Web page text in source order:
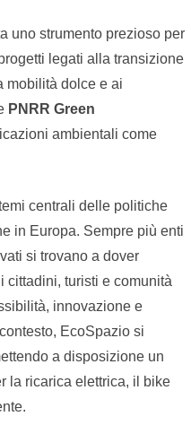
uno strumento prezioso per
legati alla transizione
mobilità dolce e ai
PNRR Green
ambientali come
centrali delle politiche
in Europa. Sempre più enti
si trovano a dover
cittadini, turisti e comunità
innovazione e
EcoSpazio si
a disposizione un
la ricarica elettrica, il bike